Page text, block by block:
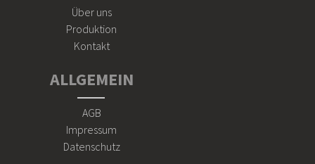
Über uns
Produktion
Kontakt
ALLGEMEIN
AGB
Impressum
Datenschutz